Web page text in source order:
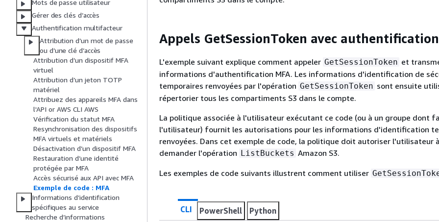
Mots de passe utilisateur
Gérer des clés d’accès
Authentification multifacteur
Attribution d’un mot de passe
ou d’une clé d’accès
Attribution d’un dispositif MFA
virtuel
Attribution d’un jeton TOTP
matériel
Attribuez des appareils MFA dans
l'API or AWS CLI AWS
Vérification du statut MFA
Resynchronisation des dispositifs
MFA virtuels et matériels
Désactivation d’un dispositif MFA
Restauration d’une identité
protégée par MFA
Accès sécurisé aux API avec MFA
Exemple de code : MFA
Informations d’identification
spécifiques au service
Recherche d’informations
Appels GetSessionToken avec
L'exemple suivant explique comment appeler GetSessionToken et
informations d'authentification MFA. Les informations d'identification de
temporaires renvoyées par l'opération GetSessionToken sont ensuite
répertorier tous les compartiments S3 dans le compte.
La politique associée à l'utilisateur exécutant ce code (ou à un groupe dont
l'utilisateur) fournit les autorisations pour les informations d'identification
renvoyées. Dans cet exemple de code, la politique doit autoriser l'utilisateur à
demander l'opération ListBuckets Amazon S3.
Les exemples de code suivants illustrent comment utiliser
CLI PowerShell Python